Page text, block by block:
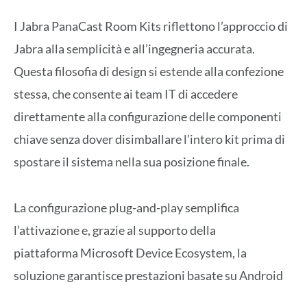
I Jabra PanaCast Room Kits riflettono l’approccio di
Jabra alla semplicità e all’ingegneria accurata.
Questa filosofia di design si estende alla confezione
stessa, che consente ai team IT di accedere
direttamente alla configurazione delle componenti
chiave senza dover disimballare l’intero kit prima di
spostare il sistema nella sua posizione finale.
La configurazione plug-and-play semplifica
l’attivazione e, grazie al supporto della
piattaforma Microsoft Device Ecosystem, la
soluzione garantisce prestazioni basate su Android